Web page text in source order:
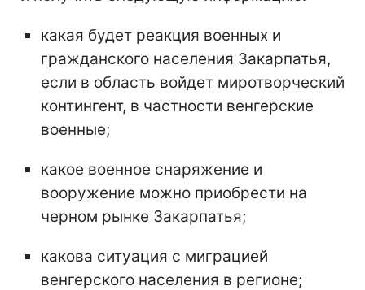
какая будет реакция военных и
гражданского населения Закарпатья,
если в область войдет миротворческий
контингент, в частности венгерские
военные;
какое военное снаряжение и
вооружение можно приобрести на
черном рынке Закарпатья;
какова ситуация с миграцией
венгерского населения в регионе;